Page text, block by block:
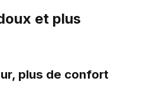
et plus
plus de confort